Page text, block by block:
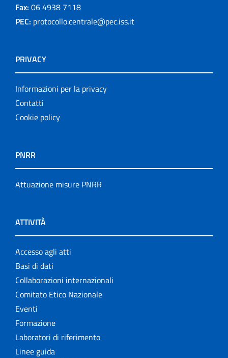
Fax: 06 4938 7118
PEC: protocollo.centrale@pec.iss.it
PRIVACY
Informazioni per la privacy
Contatti
Cookie policy
PNRR
Attuazione misure PNRR
ATTIVITÀ
Accesso agli atti
Basi di dati
Collaborazioni internazionali
Comitato Etico Nazionale
Eventi
Formazione
Laboratori di riferimento
Linee guida